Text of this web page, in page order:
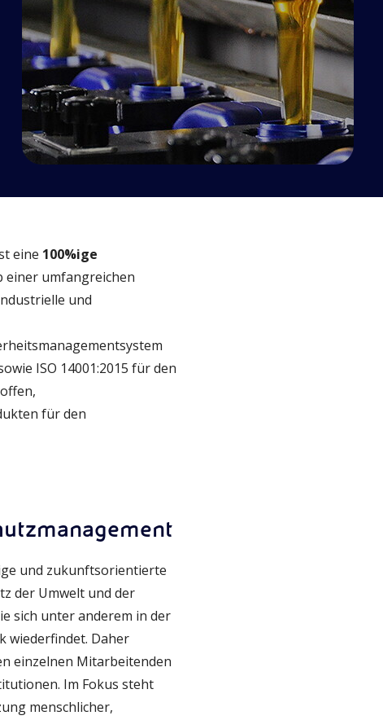
eine 100%ige
einer umfangreichen
und
ISO 14001:2015 für den
für den
und zukunftsorientierte
der Umwelt und der
sich unter anderem in der
wiederfindet. Daher
einzelnen Mitarbeitenden
Im Fokus steht
menschlicher,